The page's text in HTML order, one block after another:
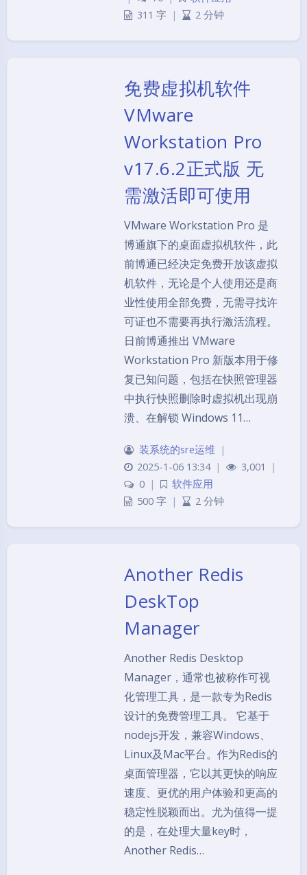
311 字 | 2 分钟
免费虚拟机软件
VMware
Workstation Pro
v17.6.2正式版 无
需激活即可使用
VMware Workstation Pro 是
博通旗下的桌面虚拟机软件，此
前博通已经决定免费开放该虚拟
机软件，无论是个人使用还是商
业性使用全部免费，无需寻找许
可证也不需要再执行激活流程。
日前博通推出 VMware
Workstation Pro 新版本用于修
复已知问题，包括在快照管理器
中执行快照删除时虚拟机出现崩
溃、在解锁 Windows 11…
装系统的sre运维
|
2025-1-06 13:34 | 3,001
|
0 |
软件应用
500 字 | 2 分钟
Another Redis
DeskTop
Manager
Another Redis Desktop
Manager，通常也被称作可视
化管理工具，是一款专为Redis
设计的免费管理工具。 它基于
nodejs开发，兼容Windows、
Linux及Mac平台。作为Redis的
桌面管理器，它以其更快的响应
速度、更优的用户体验和更高的
稳定性脱颖而出。尤为值得一提
的是，在处理大量key时，
Another Redis…